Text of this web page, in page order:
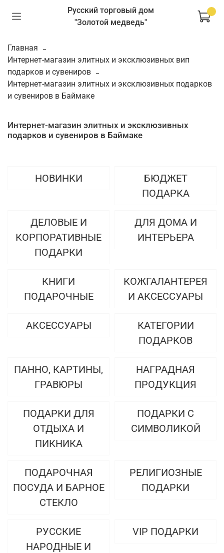
Русский торговый дом
"Золотой медведь"
Главная
Интернет-магазин элитных и эксклюзивных вип
подарков и сувениров
Интернет-магазин элитных и эксклюзивных подарков
и сувениров в Баймаке
Интернет-магазин элитных и эксклюзивных
подарков и сувениров в Баймаке
НОВИНКИ
БЮДЖЕТ
ПОДАРКА
ДЕЛОВЫЕ И
КОРПОРАТИВНЫЕ
ПОДАРКИ
ДЛЯ ДОМА И
ИНТЕРЬЕРА
КНИГИ
ПОДАРОЧНЫЕ
КОЖГАЛАНТЕРЕЯ
И АКСЕССУАРЫ
АКСЕССУАРЫ
КАТЕГОРИИ
ПОДАРКОВ
ПАННО, КАРТИНЫ,
ГРАВЮРЫ
НАГРАДНАЯ
ПРОДУКЦИЯ
ПОДАРКИ ДЛЯ
ОТДЫХА И
ПИКНИКА
ПОДАРКИ С
СИМВОЛИКОЙ
ПОДАРОЧНАЯ
ПОСУДА И БАРНОЕ
СТЕКЛО
РЕЛИГИОЗНЫЕ
ПОДАРКИ
РУССКИЕ
НАРОДНЫЕ И
VIP ПОДАРКИ